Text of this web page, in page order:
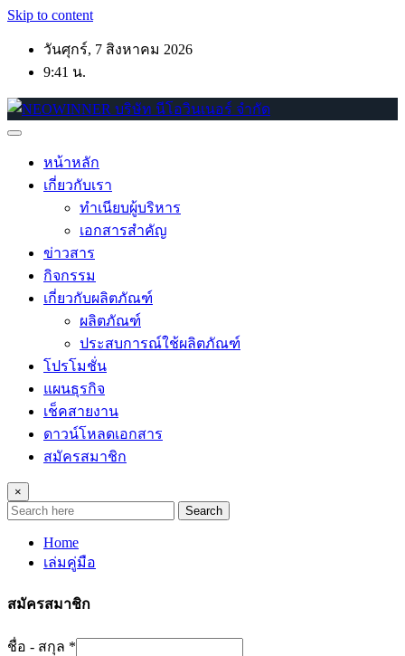
Skip to content
วันศุกร์, 7 สิงหาคม 2026
9:41 น.
หน้าหลัก
เกี่ยวกับเรา
ทำเนียบผู้บริหาร
เอกสารสำคัญ
ข่าวสาร
กิจกรรม
เกี่ยวกับผลิตภัณฑ์
ผลิตภัณฑ์
ประสบการณ์ใช้ผลิตภัณฑ์
โปรโมชั่น
แผนธุรกิจ
เช็คสายงาน
ดาวน์โหลดเอกสาร
สมัครสมาชิก
×
Search
Home
เล่มคู่มือ
สมัครสมาชิก
ชื่อ - สกุล *